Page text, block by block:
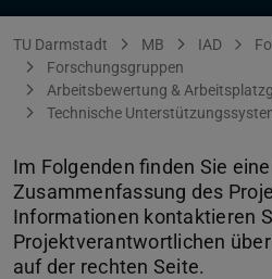
Sie befinden sich hier:
TU Darmstadt MB IAD
Forschungsgruppen
Arbeitsbewertung &
Technische
Im Folgenden finden Sie
Zusammenfassung des
Informationen kontaktieren
Projektverantwortlichen
auf der rechten Seite.